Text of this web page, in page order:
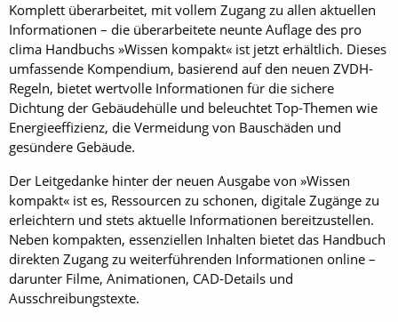
Komplett überarbeitet, mit vollem Zugang zu allen aktuellen
Informationen – die überarbeitete neunte Auflage des pro
clima Handbuchs »Wissen kompakt« ist jetzt erhältlich. Dieses
umfassende Kompendium, basierend auf den neuen ZVDH-
Regeln, bietet wertvolle Informationen für die sichere
Dichtung der Gebäudehülle und beleuchtet Top-Themen wie
Energieeffizienz, die Vermeidung von Bauschäden und
gesündere Gebäude.
Der Leitgedanke hinter der neuen Ausgabe von »Wissen
kompakt« ist es, Ressourcen zu schonen, digitale Zugänge zu
erleichtern und stets aktuelle Informationen bereitzustellen.
Neben kompakten, essenziellen Inhalten bietet das Handbuch
direkten Zugang zu weiterführenden Informationen online –
darunter Filme, Animationen, CAD-Details und
Ausschreibungstexte.